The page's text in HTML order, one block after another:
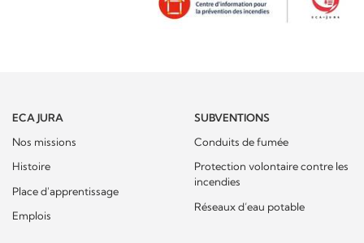
ECA JURA
Nos missions
Histoire
Place d'apprentissage
Emplois
SUBVENTIONS
Conduits de fumée
Protection volontaire contre les
incendies
Réseaux d’eau potable